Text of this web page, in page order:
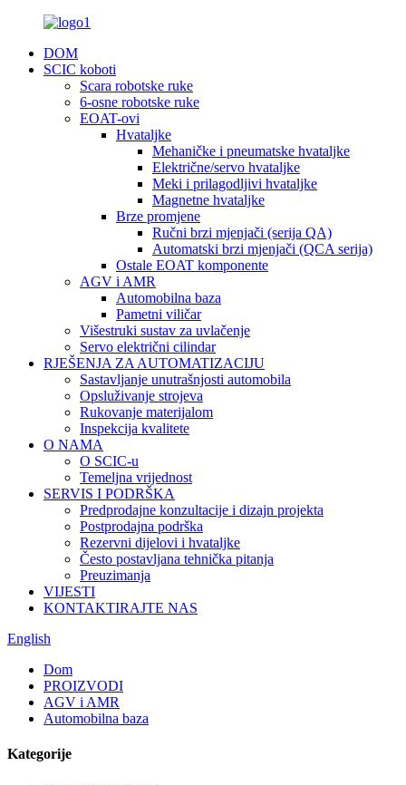
DOM
SCIC koboti
Scara robotske ruke
6-osne robotske ruke
EOAT-ovi
Hvataljke
Mehaničke i pneumatske hvataljke
Električne/servo hvataljke
Meki i prilagodljivi hvataljke
Magnetne hvataljke
Brze promjene
Ručni brzi mjenjači (serija QA)
Automatski brzi mjenjači (QCA serija)
Ostale EOAT komponente
AGV i AMR
Automobilna baza
Pametni viličar
Višestruki sustav za uvlačenje
Servo električni cilindar
RJEŠENJA ZA AUTOMATIZACIJU
Sastavljanje unutrašnjosti automobila
Opsluživanje strojeva
Rukovanje materijalom
Inspekcija kvalitete
O NAMA
O SCIC-u
Temeljna vrijednost
SERVIS I PODRŠKA
Predprodajne konzultacije i dizajn projekta
Postprodajna podrška
Rezervni dijelovi i hvataljke
Često postavljana tehnička pitanja
Preuzimanja
VIJESTI
KONTAKTIRAJTE NAS
English
Dom
PROIZVODI
AGV i AMR
Automobilna baza
Kategorije